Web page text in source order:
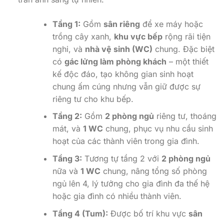
Tầng 1: Gồm sân riêng để xe máy hoặc
trồng cây xanh, khu vực bếprộng rãi tiện
nghi, và nhà vệ sinh (WC) chung. Đặc biệt
có gác lửng làm phòng khách – một thiết
kế độc đáo, tạo không gian sinh hoạt
chung ấm cúng nhưng vẫn giữ được sự
riêng tư cho khu bếp.
Tầng 2: Gồm 2 phòng ngủ riêng tư, thoáng
mát, và 1 WC chung, phục vụ nhu cầu sinh
hoạt của các thành viên trong gia đình.
Tầng 3: Tương tự tầng 2 với 2 phòng ngủ
nữa và 1 WC chung, nâng tổng số phòng
ngủ lên 4, lý tưởng cho gia đình đa thế hệ
hoặc gia đình có nhiều thành viên.
Tầng 4 (Tum): Được bố trí khu vực sân